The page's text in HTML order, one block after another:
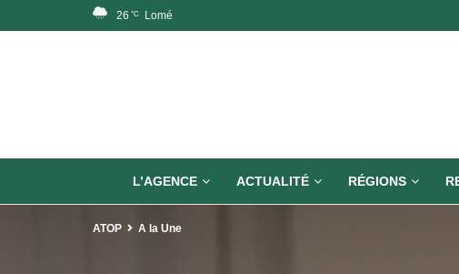
26 °C Lomé
L’AGENCE ACTUALITÉ RÉGIONS
ATOP A la Une